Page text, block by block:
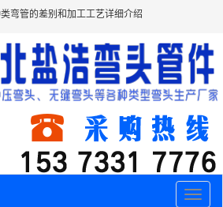
弯管的差别和加工工艺详细介绍
Toggle